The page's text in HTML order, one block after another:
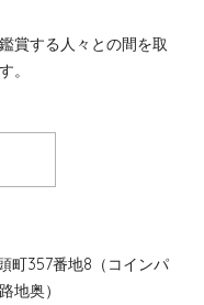
賞する人々との間を取
。
町357番地8（コインパ
地奥）